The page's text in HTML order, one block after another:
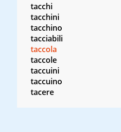
tacchi
tacchini
tacchino
tacciabili
taccola
taccole
taccuini
taccuino
tacere